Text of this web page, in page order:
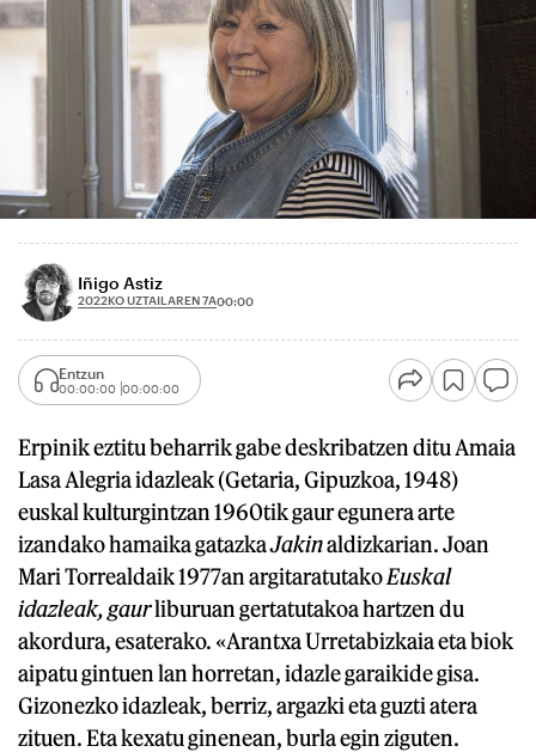
Iñigo Astiz
2022KO UZTAILAREN 7A00:00
Entzun
00:00:00 00:00:00
Erpinik eztitu beharrik gabe deskribatzen ditu Amaia
Lasa Alegria idazleak (Getaria, Gipuzkoa, 1948)
euskal kulturgintzan 1960tik gaur egunera arte
izandako hamaika gatazkaJakinaldizkarian. Joan
Mari Torrealdaik 1977an argitaratutakoEuskal
idazleak, gaurliburuan gertatutakoa hartzen du
akordura, esaterako. «Arantxa Urretabizkaia eta biok
aipatu gintuen lan horretan, idazle garaikide gisa.
Gizonezko idazleak, berriz, argazki eta guzti atera
zituen. Eta kexatu ginenean, burla egin ziguten.